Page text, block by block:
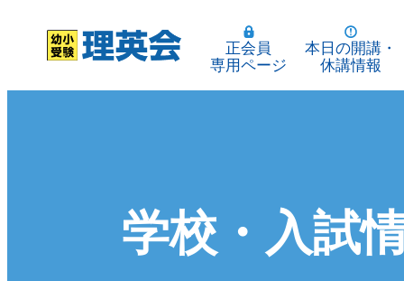
正会員
専用ページ
本日の開講・
休講情報
学校・入試